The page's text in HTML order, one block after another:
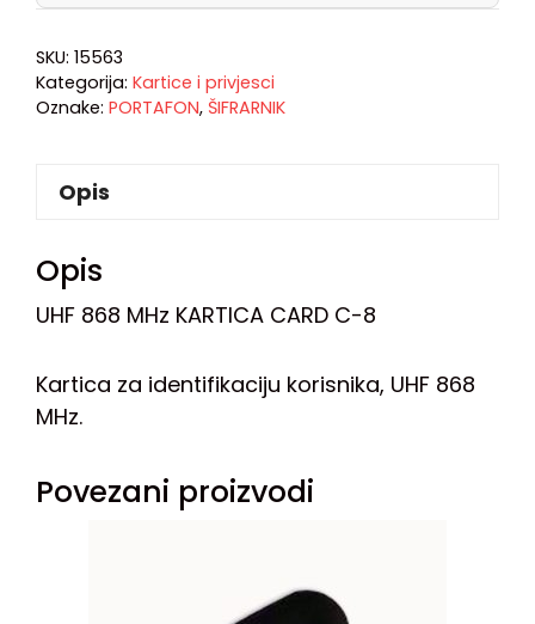
SKU: 15563
Kategorija: Kartice i privjesci
Oznake: PORTAFON, ŠIFRARNIK
Opis
Opis
UHF 868 MHz KARTICA CARD C-8
Kartica za identifikaciju korisnika, UHF 868
MHz.
Povezani proizvodi